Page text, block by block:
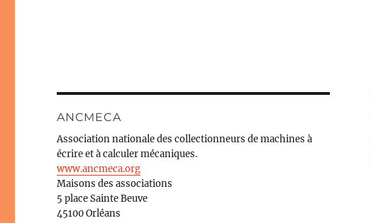
ANCMECA
Association nationale des collectionneurs de machines à
écrire et à calculer mécaniques.
www.ancmeca.org
Maisons des associations
5 place Sainte Beuve
45100 Orléans